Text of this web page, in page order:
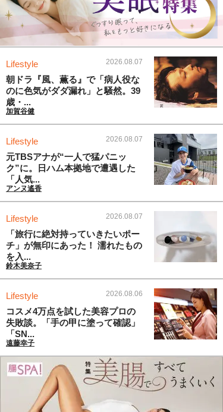
Lifestyle 2026.08.07
朝ドラ『風、薫る』で「病人役な
のに色気がダダ漏れ」と騒然。39
歳・...
加賀谷健
Lifestyle 2026.08.07
元TBSアナが“一人で猛パニッ
ク”に。日ハム本拠地で遭遇した
「人気...
アンヌ遙香
Lifestyle 2026.08.07
「旅行に絶対持っていきたいポー
チ」が無印にあった！ 濡れたもの
を入...
鈴木美奈子
Lifestyle 2026.08.06
コスメ4万点を試した美容プロの
失敗談。「手の甲に塗って確認」
「SN...
遠藤幸子